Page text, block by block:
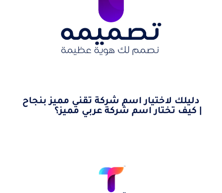
دليلك لاختيار اسم شركة تقني مميز بنجاح
| كيف تختار اسم شركة عربي مميز؟